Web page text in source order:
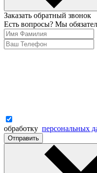
Заказать обратный звонок
Есть вопросы? Мы
обработку персональных
Отправить